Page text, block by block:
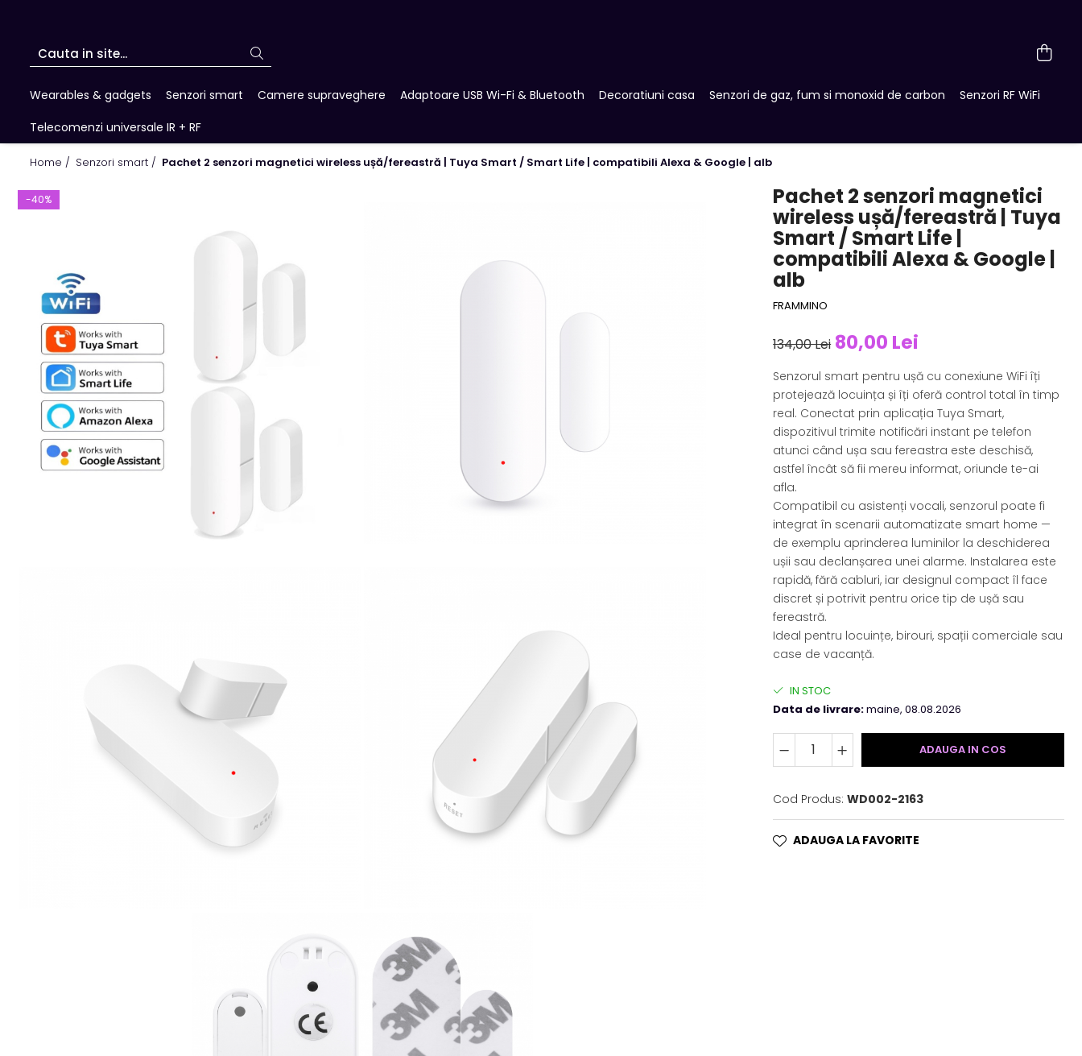
Wearables & gadgets Senzori smart Camere supraveghere Adaptoare USB Wi-Fi & Bluetooth Decoratiuni casa Senzori de gaz, fum si monoxid de carbon
Senzori RF WiFi
Telecomenzi universale IR + RF
Home / Senzori smart / Pachet 2 senzori magnetici wireless ușă/fereastră | Tuya Smart / Smart Life | compatibili Alexa & Google | alb
-40% Pachet 2 senzori magnetici
wireless ușă/fereastră | Tuya
Smart / Smart Life |
compatibili Alexa & Google |
alb
FRAMMINO
134,00 Lei 80,00 Lei
Senzorul smart pentru ușă cu conexiune WiFi îți
protejează locuința și îți oferă control total în timp
real. Conectat prin aplicația Tuya Smart,
dispozitivul trimite notificări instant pe telefon
atunci când ușa sau fereastra este deschisă,
astfel încât să fii mereu informat, oriunde te-ai
afla.
Compatibil cu asistenți vocali, senzorul poate fi
integrat în scenarii automatizate smart home —
de exemplu aprinderea luminilor la deschiderea
ușii sau declanșarea unei alarme. Instalarea este
rapidă, fără cabluri, iar designul compact îl face
discret și potrivit pentru orice tip de ușă sau
fereastră.
Ideal pentru locuințe, birouri, spații comerciale sau
case de vacanță.
IN STOC
Data de livrare:maine, 08.08.2026
ADAUGA IN COS
Cod Produs: WD002-2163
ADAUGA LA FAVORITE